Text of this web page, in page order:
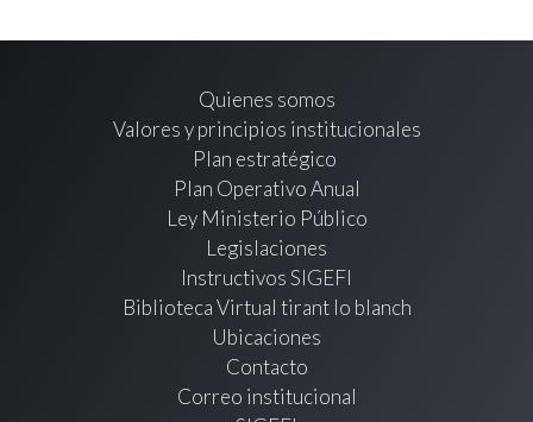
Quienes somos
Valores y principios institucionales
Plan estratégico
Plan Operativo Anual
Ley Ministerio Público
Legislaciones
Instructivos SIGEFI
Biblioteca Virtual tirant lo blanch
Ubicaciones
Contacto
Correo institucional